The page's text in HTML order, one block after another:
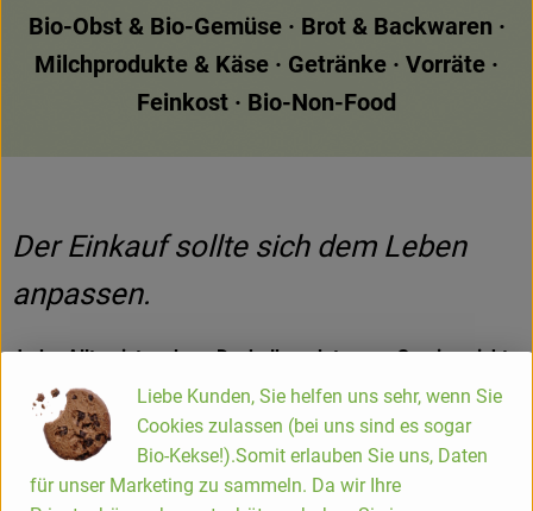
Bio-Obst & Bio-Gemüse · Brot & Backwaren ·
Milchprodukte & Käse · Getränke · Vorräte ·
Feinkost · Bio-Non-Food
Der Einkauf sollte sich dem Leben
anpassen.
Jeder Alltag ist anders. Deshalb endet unser Service nicht
immer an der Haustür. Ob höhere Etagen,
Schlüsselorganisation oder besondere Wohnsituationen –
gemeinsam finden wir eine Lösung, damit gute
Lebensmittel zuverlässig dort ankommen, wo sie
Liebe Kunden, Sie helfen uns sehr, wenn Sie
Cookies zulassen (bei uns sind es sogar
Bio-Kekse!).Somit erlauben Sie uns, Daten
für unser Marketing zu sammeln. Da wir Ihre